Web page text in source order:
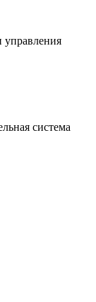
управления
система